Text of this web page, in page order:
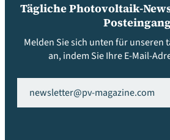
Tägliche Photovoltaik-
Melden Sie sich unten für unseren
an, indem Sie Ihre E-Mail-